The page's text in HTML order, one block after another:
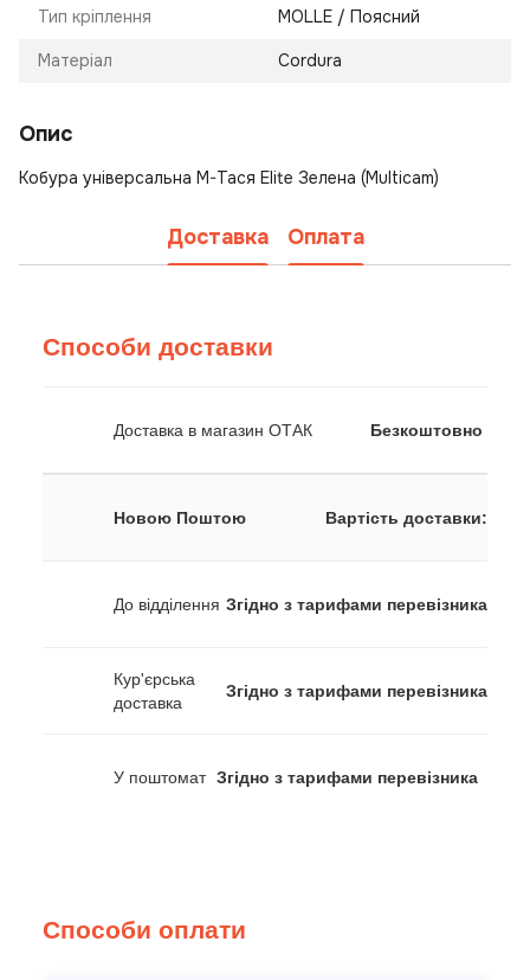
Тип кріплення MOLLE / Поясний
Матеріал Cordura
Опис
Кобура універсальна M-Tacя Elite Зелена (Multicam)
Доставка Оплата
Способи доставки
Доставка в магазин ОТАК Безкоштовно
Новою Поштою Вартість доставки:
До відділення Згідно з тарифами перевізника
Кур'єрська
доставка
Згідно з тарифами перевізника
У поштомат Згідно з тарифами перевізника
Способи оплати